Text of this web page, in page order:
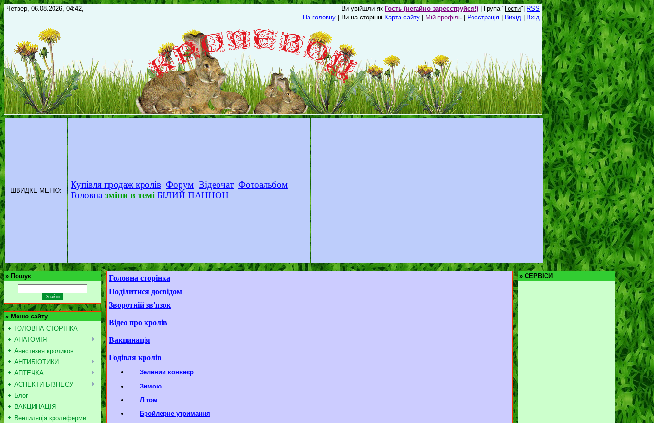
Четвер, 06.08.2026, 04:42, Ви увійшли як Гость (негайно зареєструйся!) | Група " Гости"|
RSS
На головну | Ви на сторінці Карта сайту Мій профіль Реєстрація Вихід Вхід
ШВИДКЕ МЕНЮ:
Купівля продаж кролів Форум Відеочат Фотоальбом
Головна зміни в темі БІЛИЙ ПАННОН
» Пошук
» Меню сайту
ГОЛОВНА СТОРІНКА
АНАТОМІЯ
Анестезия кроликов
АНТИБІОТИКИ
АПТЕЧКА
АСПЕКТИ БІЗНЕСУ
Блог
ВАКЦИНАЦІЯ
Вентиляція кролеферми
Головна сторінка
Поділитися досвідом
Зворотній зв'язок
Відео про кролів
Вакцинація
Годівля кролів
Зелений конвеєр
Зимою
Літом
Бройлерне утримання
» СЕРВІСИ